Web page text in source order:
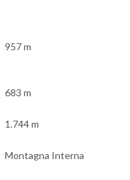
957 m
683 m
1.744 m
Montagna Interna